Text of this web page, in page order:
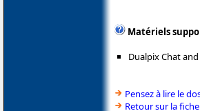
Matériels
Dualpix Chat
Pensez à lire le
Retour sur la